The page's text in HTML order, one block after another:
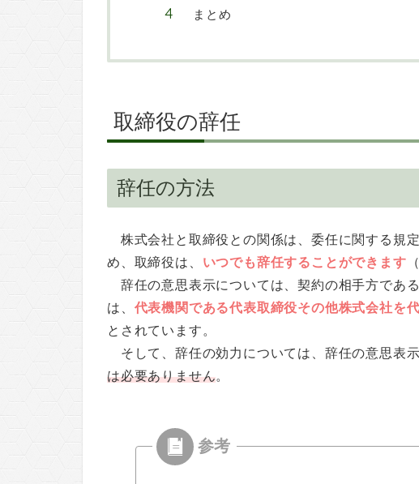
まとめ
取締役の辞任
辞任の方法
株式会社と取締役との関係は、委任に関する規
め、取締役は、 いつでも辞任することができます
辞任の意思表示については、契約の相手方であ
は、 代表機関である代表取締役その他株式会社を
とされています。
そして、辞任の効力については、辞任の意思表
は必要ありません。